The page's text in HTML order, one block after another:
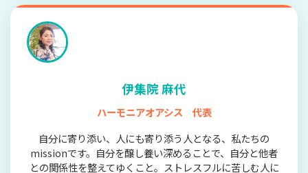
伊集院 麻代
ハーモニアオアシス 代表
自分に寄り添い、人にも寄り添う人となる、私たちの
missionです。自分を醸し養い深めることで、自分と他者
との関係性を整えてゆくこと。ストレスフルに苦しむ人に